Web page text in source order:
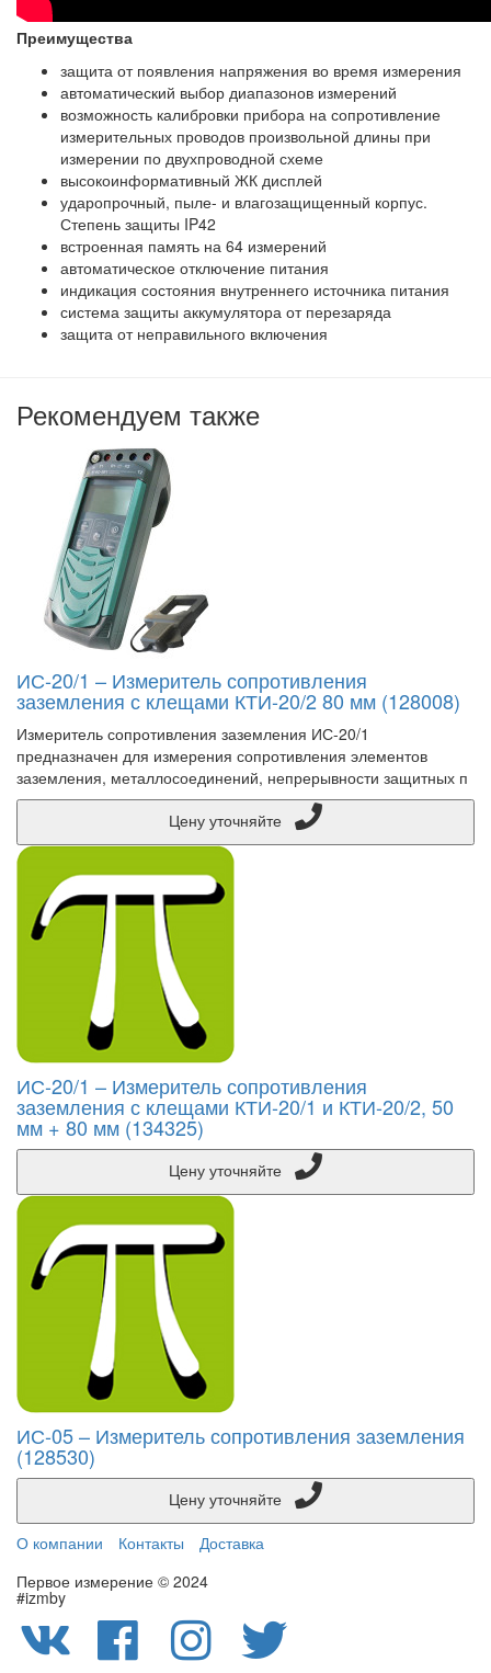
Преимущества
защита от появления напряжения во время измерения
автоматический выбор диапазонов измерений
возможность калибровки прибора на сопротивление
измерительных проводов произвольной длины при
измерении по двухпроводной схеме
высокоинформативный ЖК дисплей
ударопрочный, пыле- и влагозащищенный корпус.
Степень защиты IP42
встроенная память на 64 измерений
автоматическое отключение питания
индикация состояния внутреннего источника питания
система защиты аккумулятора от перезаряда
защита от неправильного включения
Рекомендуем также
ИС-20/1 – Измеритель сопротивления
заземления с клещами КТИ-20/2 80 мм (128008)
Измеритель сопротивления заземления ИС-20/1
предназначен для измерения сопротивления элементов
заземления, металлосоединений, непрерывности защитных п
ИС-20/1 – Измеритель сопротивления
заземления с клещами КТИ-20/1 и КТИ-20/2, 50
мм + 80 мм (134325)
ИС-05 – Измеритель сопротивления заземления
(128530)
О компании
Контакты
Доставка
Первое измерение © 2024
#izmby